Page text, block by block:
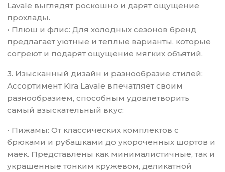
Lavale выглядят роскошно и дарят ощущение
прохлады.
• Плюш и флис: Для холодных сезонов бренд
предлагает уютные и теплые варианты, которые
согреют и подарят ощущение мягких объятий.
3. Изысканный дизайн и разнообразие стилей:
Ассортимент Kira Lavale впечатляет своим
разнообразием, способным удовлетворить
самый взыскательный вкус:
• Пижамы: От классических комплектов с
брюками и рубашками до укороченных шортов и
маек. Представлены как минималистичные, так и
украшенные тонким кружевом, деликатной